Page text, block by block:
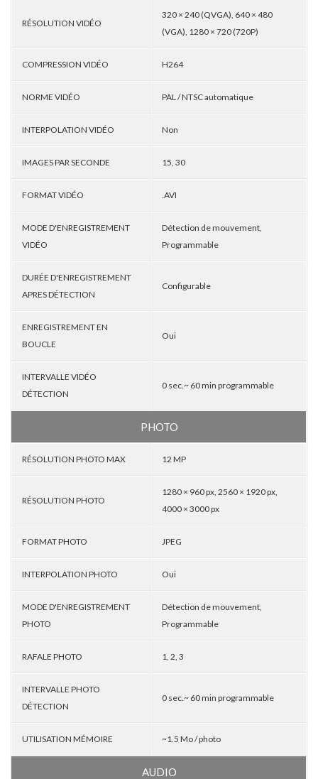
RÉSOLUTION VIDÉO
320 × 240 (QVGA), 640 × 480
(VGA), 1280 × 720 (720P)
COMPRESSION VIDÉO H264
NORME VIDÉO PAL / NTSC automatique
INTERPOLATION VIDÉO Non
IMAGES PAR SECONDE 15, 30
FORMAT VIDÉO .AVI
MODE D'ENREGISTREMENT
VIDÉO
Détection de mouvement,
Programmable
DURÉE D'ENREGISTREMENT
APRES DÉTECTION
Configurable
ENREGISTREMENT EN
BOUCLE
Oui
INTERVALLE VIDÉO
DÉTECTION
0 sec.~ 60 min programmable
PHOTO
RÉSOLUTION PHOTO MAX 12 MP
RÉSOLUTION PHOTO
1280 × 960 px, 2560 × 1920 px,
4000 × 3000 px
FORMAT PHOTO JPEG
INTERPOLATION PHOTO Oui
MODE D'ENREGISTREMENT
PHOTO
Détection de mouvement,
Programmable
RAFALE PHOTO 1, 2, 3
INTERVALLE PHOTO
DÉTECTION
0 sec.~ 60 min programmable
UTILISATION MÉMOIRE ~1.5 Mo / photo
AUDIO